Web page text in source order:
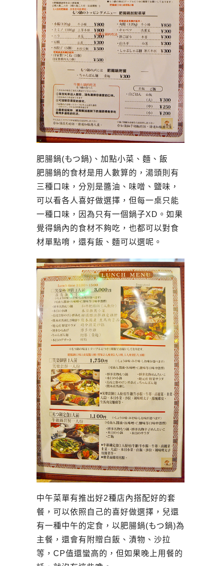
肥腸鍋(もつ鍋)、加點小菜、麵、飯
肥腸鍋的食材是用人數算的，湯頭則有
三種口味，分別是醬油、味噌、鹽味，
可以看各人喜好做選擇，但每一桌只能
一種口味，因為只有一個鍋子XD。如果
覺得鍋內的食材不夠吃，也都可以對食
材單點唷，還有飯、麵可以選呢。
中午菜單有推出好2種店內搭配好的套
餐，可以依照自己的喜好做選擇，兒還
有一種中午的定食，以肥腸鍋(もつ鍋)為
主餐，還會有附贈白飯、漬物、沙拉
等，CP值還蠻高的，但如果晚上用餐的